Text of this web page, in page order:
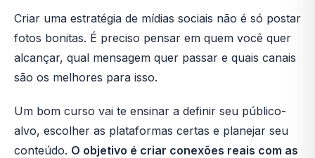
Criar uma estratégia de mídias sociais não é só postar
fotos bonitas. É preciso pensar em quem você quer
alcançar, qual mensagem quer passar e quais canais
são os melhores para isso.
Um bom curso vai te ensinar a definir seu público-
alvo, escolher as plataformas certas e planejar seu
conteúdo. O objetivo é criar conexões reais com as